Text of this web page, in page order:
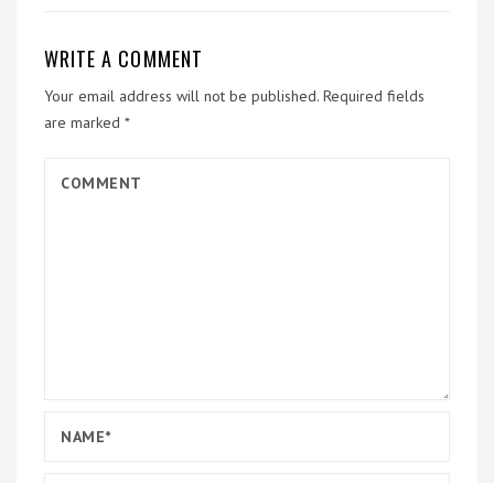
WRITE A COMMENT
Your email address will not be published. Required fields
are marked *